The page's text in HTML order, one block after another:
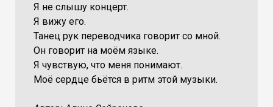
Я не слышу концерт.
Я вижу его.
Танец рук переводчика говорит со мной.
Он говорит на моём языке.
Я чувствую, что меня понимают.
Моё сердце бьётся в ритм этой музыки.